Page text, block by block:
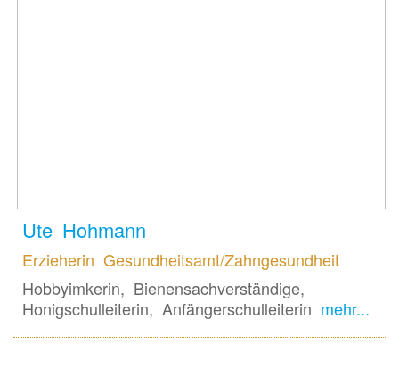
Ute Hohmann
Erzieherin Gesundheitsamt/Zahngesundheit
Hobbyimkerin, Bienensachverständige,
Honigschulleiterin, Anfängerschulleiterin mehr...